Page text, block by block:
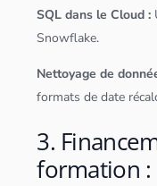
SQL dans leCloud :
Snowflake.
Nettoyage de
formats de date
3.
formation :